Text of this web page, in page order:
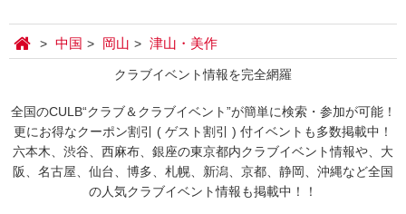
中国 岡山 津山・美作
クラブイベント情報を完全網羅
全国のCULB“クラブ＆クラブイベント”が簡単に検索・参加が可能！
更にお得なクーポン割引 ( ゲスト割引 ) 付イベントも多数掲載中！
六本木、渋谷、西麻布、銀座の東京都内クラブイベント情報や、大
阪、名古屋、仙台、博多、札幌、新潟、京都、静岡、沖縄など全国
の人気クラブイベント情報も掲載中！！